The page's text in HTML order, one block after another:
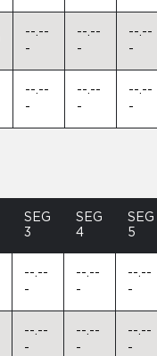
--.--
-
--.--
-
--.--
-
--.--
-
--.--
-
--.--
-
SEG
3
SEG
4
SEG
5
--.--
-
--.--
-
--.--
-
--.--
-
--.--
-
--.--
-